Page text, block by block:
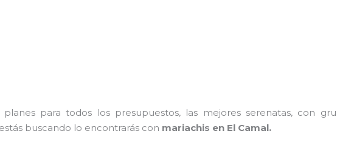
para todos los presupuestos, las mejores serenatas, con
buscando lo encontrarás con mariachis en El Camal.